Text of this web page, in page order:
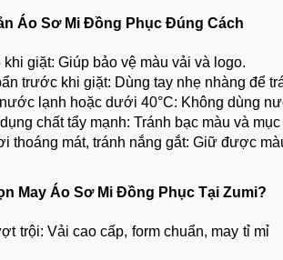
Áo Sơ Mi Đồng Phục Đúng Cách
khi giặt: Giúp bảo vệ màu vải và logo.
trước khi giặt: Dùng tay nhẹ nhàng để
lạnh hoặc dưới 40°C: Không dùng
chất tẩy mạnh: Tránh bạc màu và
thoáng mát, tránh nắng gắt: Giữ được
May Áo Sơ Mi Đồng Phục Tại Zumi?
trội: Vải cao cấp, form chuẩn, may tỉ mỉ